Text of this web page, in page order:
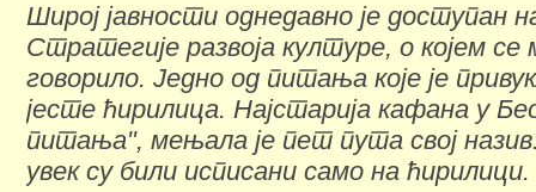
Широј јавности однедавно је доступан
Стратегије развоја културе, о којем се
говорило. Једно од питања које је
јесте ћирилица. Најстарија кафана у
питања", мењала је пет пута свој
увек су били исписани само на ћирилици.